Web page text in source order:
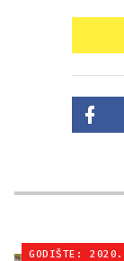
GODIŠTE: 2020.